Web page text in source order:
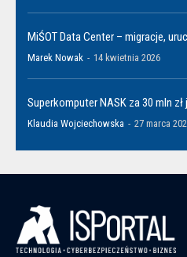
MiŚOT Data Center – migracje,
Marek Nowak - 14 kwietnia 2026
Superkomputer NASK za 30 mln zł
Klaudia Wojciechowska - 27 marca